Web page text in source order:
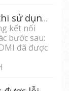
Không hiển thị hình ảnh khi sử dụng cổng kết nối HDMI?
kết nối
bước sau:
đã được